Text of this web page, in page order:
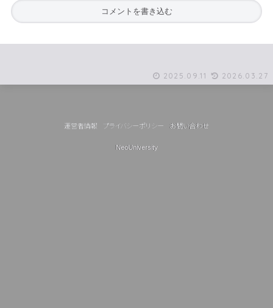
2025.09.11 2026.03.27
コメントを書き込む
運営者情報 プライバシーポリシー お問い合わせ
NeoUniversity